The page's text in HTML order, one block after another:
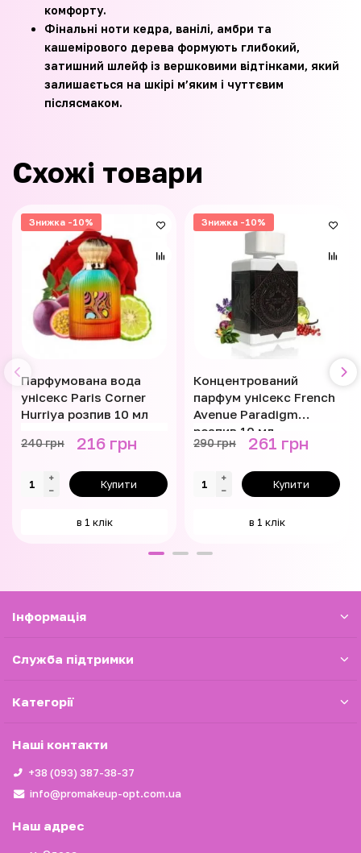
комфорту.
Фінальні ноти кедра, ванілі, амбри та
кашемірового дерева формують глибокий,
затишний шлейф із вершковими відтінками, який
залишається на шкірі м’яким і чуттєвим
післясмаком.
Схожі товари
Знижка -10%
Парфумована вода
унісекс Paris Corner
Hurriya розпив 10 мл
240 грн 216 грн
Купити
в 1 клік
Знижка -10%
Концентрований
парфум унісекс French
Avenue Paradigm
розпив 10 мл
290 грн 261 грн
Купити
в 1 клік
Iнформація
Служба підтримки
Категорії
Наші контакти
+38 (093) 387-38-37
info@promakeup-opt.com.ua
Наш адрес